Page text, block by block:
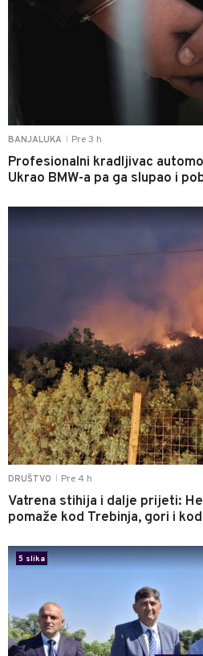
BANJALUKA Pre 3 h
Profesionalni kradljivac
Ukrao BMW-a pa ga slupao i
DRUŠTVO Pre 4 h
Vatrena stihija i dalje prijeti:
pomaže kod Trebinja, gori i
5 slika